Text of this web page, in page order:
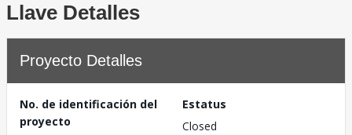
Llave Detalles
Proyecto Detalles
No. de identificación del
proyecto
Estatus
Closed